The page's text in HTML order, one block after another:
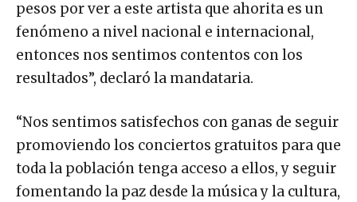
pesos por ver a este artista que ahorita es un
fenómeno a nivel nacional e internacional,
entonces nos sentimos contentos con los
resultados”, declaró la mandataria.
“Nos sentimos satisfechos con ganas de seguir
promoviendo los conciertos gratuitos para que
toda la población tenga acceso a ellos, y seguir
fomentando la paz desde la música y la cultura,